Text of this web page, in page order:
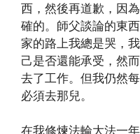
西，然後再道歉，因
確的。師父談論的東
家的路上我總是哭，
己是否還能承受，然
去了工作。但我仍然
必須去那兒。
在我修煉法輪大法一